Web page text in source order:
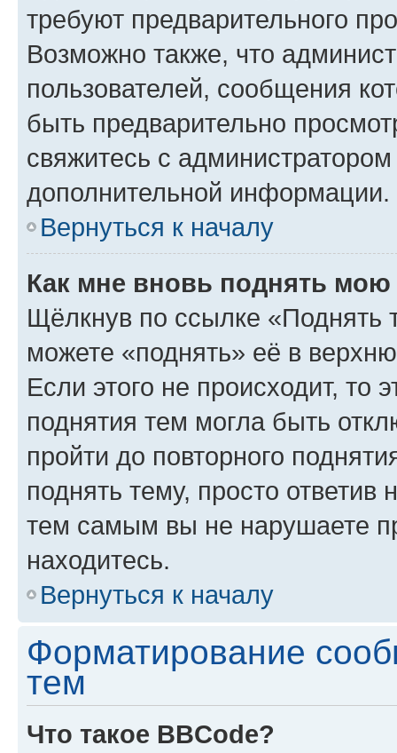
требуют предварительного
Возможно также, что
пользователей, сообщения
быть предварительно
свяжитесь с
дополнительной информации.
Вернуться к началу
Как мне вновь поднять мою
Щёлкнув по ссылке «Поднять
можете «поднять» её в
Если этого не происходит, то
поднятия тем могла быть
пройти до повторного
поднять тему, просто ответив
тем самым вы не нарушаете
находитесь.
Вернуться к началу
Форматирование
тем
Что такое BBCode?